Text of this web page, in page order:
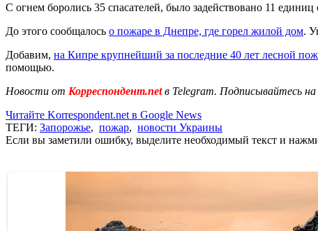
С огнем боролись 35 спасателей, было задействовано 11 единиц
До этого сообщалось о пожаре в Днепре, где горел жилой дом.
Добавим, на Кипре крупнейший за последние 40 лет лесной
помощью.
Новости от Корреспондент.netв Telegram. Подписывайтесь
Читайте Korrespondent.net в Google News
ТЕГИ: Запорожье, пожар, новости Украины
Если вы заметили ошибку, выделите необходимый текст и